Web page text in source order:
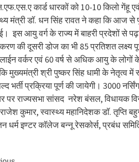
कार्ड धारकों को 10-10 किलो गेंहू एवं
मंत्री डॉ. धन सिंह रावत ने कहा कि आज
इस आयु वर्ग के राज्य में बाहरी प्रदेशों से
की दूसरी डोज का भी 85 प्रतिशत लक्ष्य
वर्कर एवं 60 वर्ष से अधिक आयु के लोगों
मुख्यमंत्री श्री पुष्कर सिंह धामी के नेतृत्व
भर्ती प्रक्रिया पूर्ण की जायेगी। 3000
पर राज्यसभा सांसद नरेश बंसल, विधायक
कुमार, स्वास्थ्य महानिदेशक डॉ. तृप्ति
धर्म इण्टर कॉलेज बन्नू रेसकोर्स, प्रबंध